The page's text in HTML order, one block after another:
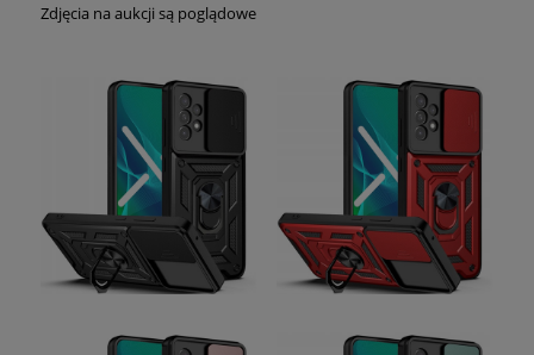
Zdjęcia na aukcji są poglądowe